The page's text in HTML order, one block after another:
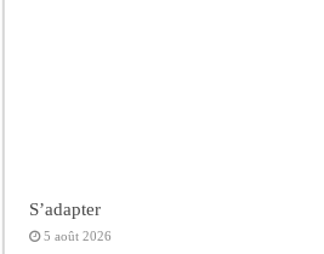
S’adapter
5 août 2026